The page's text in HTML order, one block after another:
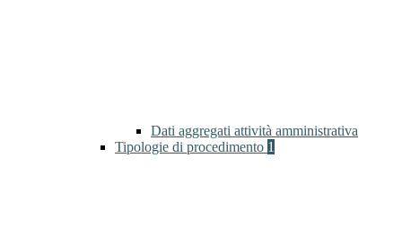
Dati aggregati attività amministrativa
Tipologie di procedimento 1